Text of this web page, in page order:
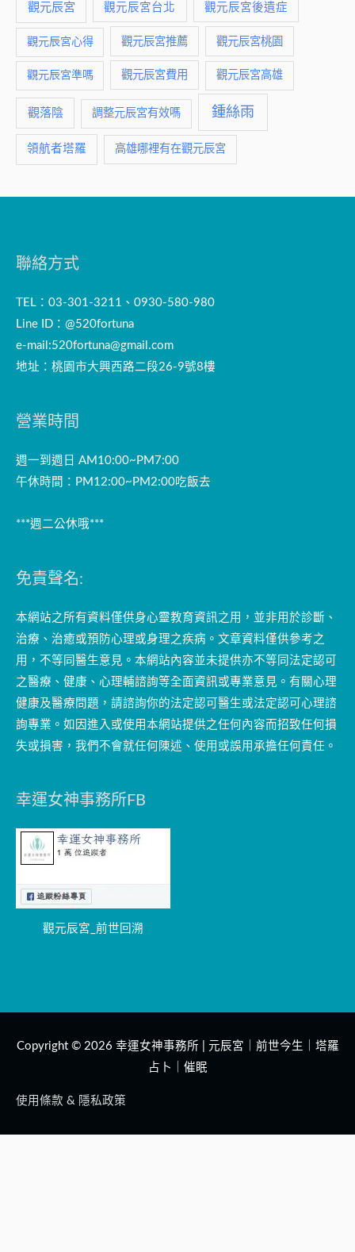
觀元辰宮 觀元辰宮台北 觀元辰宮後遺症
觀元辰宮心得 觀元辰宮推薦 觀元辰宮桃園
觀元辰宮準嗎 觀元辰宮費用 觀元辰宮高雄
觀落陰 調整元辰宮有效嗎 鍾絲雨
領航者塔羅 高雄哪裡有在觀元辰宮
聯絡方式
TEL：03-301-3211、0930-580-980
Line ID：@520fortuna
e-mail:520fortuna@gmail.com
地址：桃園市大興西路二段26-9號8樓
營業時間
週一到週日 AM10:00~PM7:00
午休時間：PM12:00~PM2:00吃飯去
***週二公休哦***
免責聲名:
本網站之所有資料僅供身心靈教育資訊之用，並非用於診斷、
治療、治癒或預防心理或身理之疾病。文章資料僅供參考之
用，不等同醫生意見。本網站內容並未提供亦不等同法定認可
之醫療、健康、心理輔諮詢等全面資訊或專業意見。有關心理
健康及醫療問題，請諮詢你的法定認可醫生或法定認可心理諮
詢專業。如因進入或使用本網站提供之任何內容而招致任何損
失或損害，我們不會就任何陳述、使用或誤用承擔任何責任。
幸運女神事務所FB
觀元辰宮_前世回溯
Copyright © 2026 幸運女神事務所 | 元辰宮｜前世今生｜塔羅
占卜｜催眠
使用條款 & 隱私政策